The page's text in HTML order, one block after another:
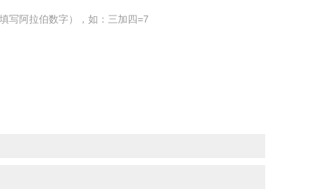
写阿拉伯数字），如：三加四=7